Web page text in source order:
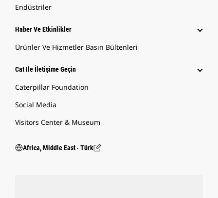
Endüstriler
Haber Ve Etkinlikler
Ürünler Ve Hizmetler Basın Bültenleri
Cat Ile İletişime Geçin
Caterpillar Foundation
Social Media
Visitors Center & Museum
Africa, Middle East ‧ Türk